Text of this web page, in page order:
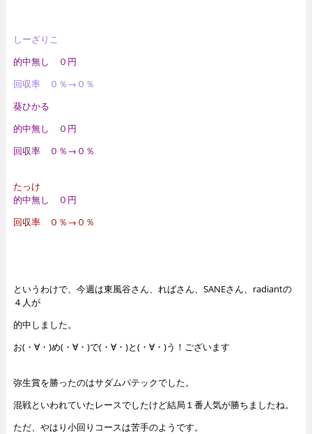
しーざりこ
的中無し ０円
回収率 ０％→０％
葵ひかる
的中無し ０円
回収率 ０％→０％
たっけ
的中無し ０円
回収率 ０％→０％
というわけで、今週は東風谷さん、ればさん、SANEさん、radiantの
４人が
的中しました。
お(・∀・)め(・∀・)で(・∀・)と(・∀・)う！ございます
弥生賞を勝ったのはサダムパテックでした。
混戦といわれていたレースでしたけど結局１番人気が勝ちましたね。
ただ、やはり小回りコースは苦手のようです。